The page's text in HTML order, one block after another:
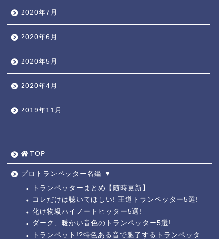
2020年7月
2020年6月
2020年5月
2020年4月
2019年11月
TOP
プロトランペッター名鑑 ▼
トランペッターまとめ【随時更新】
コレだけは聴いてほしい! 王道トランペッター5選!
化け物級ハイノートヒッター5選!
ダーク、暖かい音色のトランペッター5選!
トランペット!?特色ある音で魅了するトランペッタ
トランペッター名鑑 ┫
トランペットの練習法 ┫